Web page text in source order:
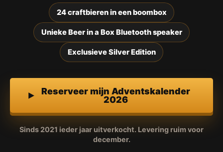
24 craftbieren in een boombox
Unieke Beer in a Box Bluetooth speaker
Exclusieve Silver Edition
Reserveer mijn Adventskalender
2026
Sinds 2021 ieder jaar uitverkocht. Levering ruim voor
december.